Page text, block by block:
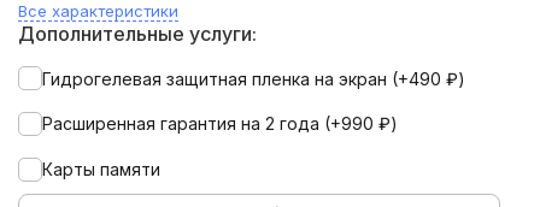
Все характеристики
Дополнительные услуги:
Гидрогелевая защитная пленка на экран (+490 ₽)
Расширенная гарантия на 2 года (+990 ₽)
Карты памяти